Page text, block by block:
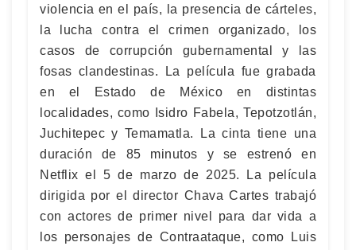
violencia en el país, la presencia de cárteles,
la lucha contra el crimen organizado, los
casos de corrupción gubernamental y las
fosas clandestinas. La película fue grabada
en el Estado de México en distintas
localidades, como Isidro Fabela, Tepotzotlán,
Juchitepec y Temamatla. La cinta tiene una
duración de 85 minutos y se estrenó en
Netflix el 5 de marzo de 2025. La película
dirigida por el director Chava Cartes trabajó
con actores de primer nivel para dar vida a
los personajes de Contraataque, como Luis